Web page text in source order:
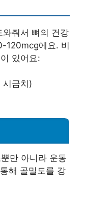
와줘서 뼈의 건강
120mcg에요. 비
있어요:
시금치)
만 아니라 운동
해 골밀도를 강